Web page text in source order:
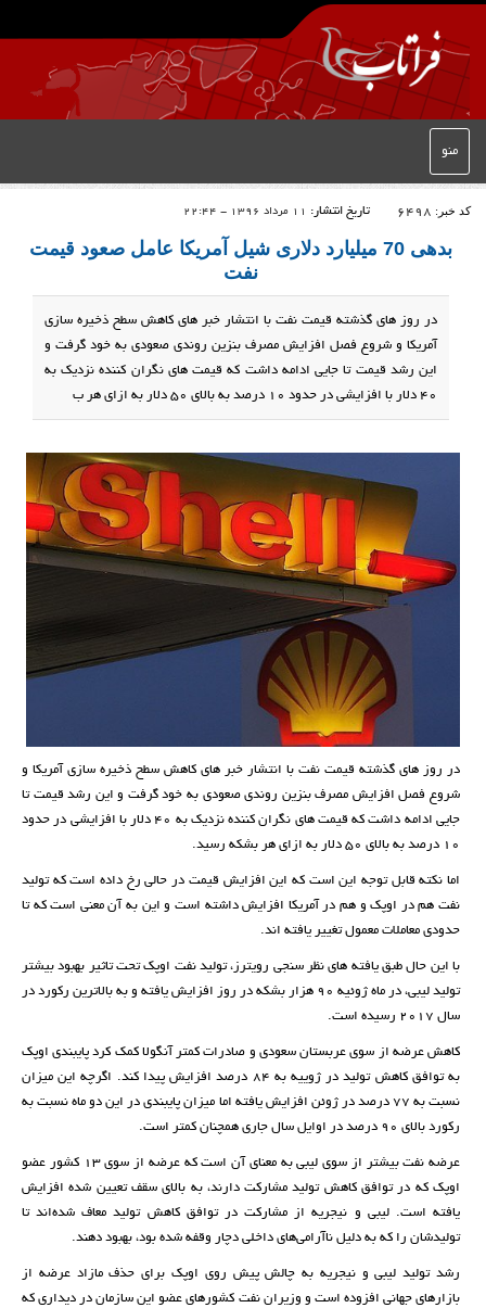
منو
کد خبر: 6498 تاریخ انتشار: 11 مرداد 1396 - 22:44
بدهی 70 میلیارد دلاری شیل آمریکا عامل صعود قیمت
نفت
در روز های گذشته قیمت نفت با انتشار خبر های کاهش سطح ذخیره سازی
آمریکا و شروع فصل افزایش مصرف بنزین روندی صعودی به خود گرفت و
این رشد قیمت تا جایی ادامه داشت که قیمت های نگران کننده نزدیک به
40 دلار با افزایشی در حدود 10 درصد به بالای 50 دلار به ازای هر ب
در روز های گذشته قیمت نفت با انتشار خبر های کاهش سطح ذخیره سازی آمریکا و
شروع فصل افزایش مصرف بنزین روندی صعودی به خود گرفت و این رشد قیمت تا
جایی ادامه داشت که قیمت های نگران کننده نزدیک به 40 دلار با افزایشی در حدود
10 درصد به بالای 50 دلار به ازای هر بشکه رسید.
اما نکته قابل توجه این است که این افزایش قیمت در حالی رخ داده است که تولید
نفت هم در اوپک و هم در آمریکا افزایش داشته است و این به آن معنی است که تا
حدودی معاملات معمول تغییر یافته اند.
با این حال طبق یافته ‌های نظر سنجی رویترز، تولید نفت اوپک تحت تاثیر بهبود بیشتر
تولید لیبی، در ماه ژوئیه ۹۰ هزار بشکه در روز افزایش یافته و به بالاترین رکورد در
سال ۲۰۱۷ رسیده است.
کاهش عرضه از سوی عربستان سعودی و صادرات کمتر آنگولا کمک کرد پایبندی اوپک
به توافق کاهش تولید در ژوییه به ۸۴ درصد افزایش پیدا کند. اگرچه این میزان
نسبت به ۷۷ درصد در ژوئن افزایش یافته اما میزان پایبندی در این دو ماه نسبت به
رکورد بالای ۹۰ درصد در اوایل سال جاری همچنان کمتر است.
عرضه نفت بیشتر از سوی لیبی به معنای آن است که عرضه از سوی ۱۳ کشور عضو
اوپک که در توافق کاهش تولید مشارکت دارند، به بالای سقف تعیین شده افزایش
یافته است. لیبی و نیجریه از مشارکت در توافق کاهش تولید معاف شده‌اند تا
تولیدشان را که به دلیل ناآرامی‌های داخلی دچار وقفه شده بود، بهبود دهند.
رشد تولید لیبی و نیجریه به چالش پیش روی اوپک برای حذف مازاد عرضه از
بازارهای جهانی افزوده است و وزیران نفت کشورهای عضو این سازمان در دیداری که